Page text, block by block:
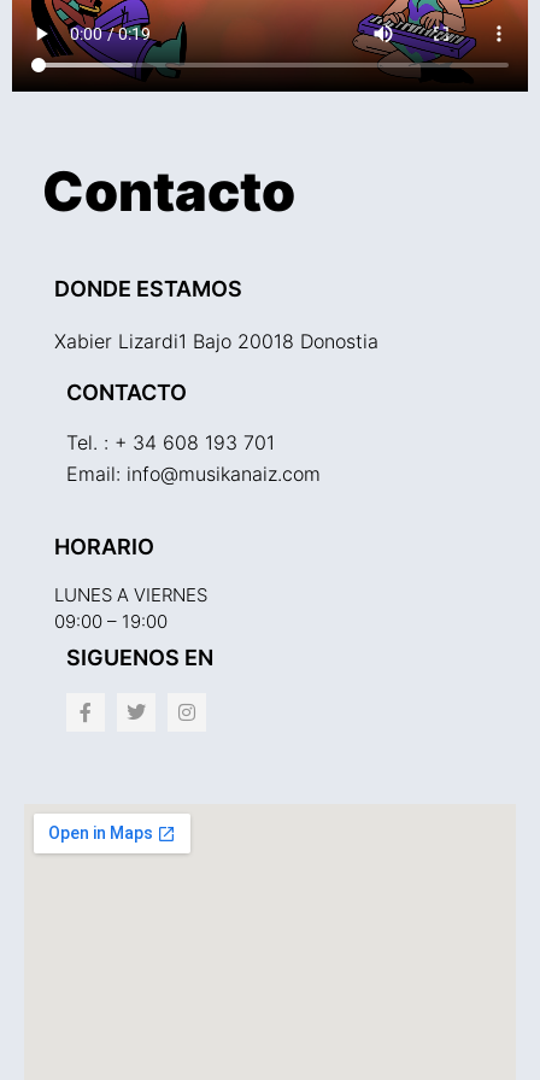
Contacto
DONDE ESTAMOS
Xabier Lizardi1 Bajo 20018 Donostia
CONTACTO
Tel. : + 34 608 193 701
Email: info@musikanaiz.com
HORARIO
LUNES A VIERNES
09:00 – 19:00
SIGUENOS EN